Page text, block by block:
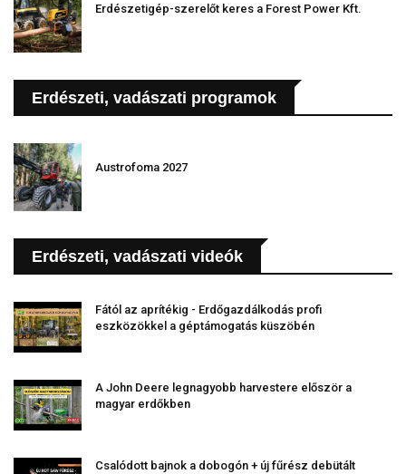
Erdészetigép-szerelőt keres a Forest Power Kft.
Erdészeti, vadászati programok
Austrofoma 2027
Erdészeti, vadászati videók
Fától az aprítékig - Erdőgazdálkodás profi
eszközökkel a géptámogatás küszöbén
A John Deere legnagyobb harvestere először a
magyar erdőkben
Csalódott bajnok a dobogón + új fűrész debütált